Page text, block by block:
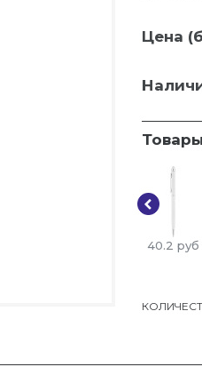
Цена
40.2 руб